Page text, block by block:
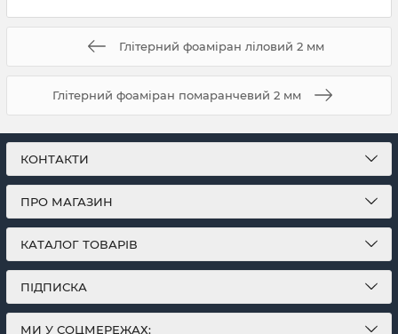
Глітерний фоаміран ліловий 2 мм
Глітерний фоаміран помаранчевий 2 мм
КОНТАКТИ
ПРО МАГАЗИН
КАТАЛОГ ТОВАРІВ
ПІДПИСКА
МИ У СОЦМЕРЕЖАХ: